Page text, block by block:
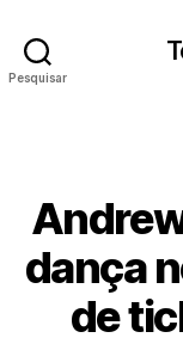
Pesquisar
dança
de